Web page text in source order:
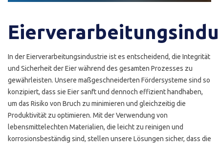
In der Eierverarbeitungsindustrie ist es entscheidend, die Integrität
und Sicherheit der Eier während des gesamten Prozesses zu
gewährleisten. Unsere maßgeschneiderten Fördersysteme sind so
konzipiert, dass sie Eier sanft und dennoch effizient handhaben,
um das Risiko von Bruch zu minimieren und gleichzeitig die
Produktivität zu optimieren. Mit der Verwendung von
lebensmittelechten Materialien, die leicht zu reinigen und
korrosionsbeständig sind, stellen unsere Lösungen sicher, dass die